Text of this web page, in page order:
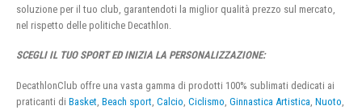
soluzione per il tuo club, garantendoti la miglior qualità prezzo sul mercato,
nel rispetto delle politiche Decathlon.
SCEGLI IL TUO SPORT ED INIZIA LA PERSONALIZZAZIONE:
DecathlonClub offre una vasta gamma di prodotti 100% sublimati dedicati ai
praticanti di Basket Beach sport Calcio Ciclismo Ginnastica Artistica Nuoto